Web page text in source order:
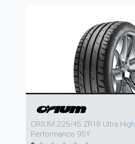
ORIUM 225/45 ZR18 Ultra High
Performance 95Y